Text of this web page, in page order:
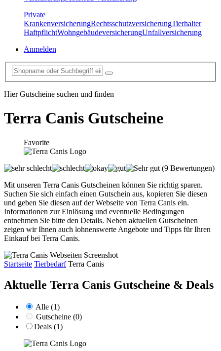
Private
KrankenversicherungRechtsschutzversicherungTierhalter
HaftpflichtWohngebäudeversicherungUnfallversicherung
Anmelden
Hier Gutscheine suchen und finden
Terra Canis Gutscheine
Favorite
(9 Bewertungen)
Mit unseren Terra Canis Gutscheinen können Sie richtig sparen.
Suchen Sie sich einfach einen Gutschein aus, kopieren Sie diesen
und geben Sie diesen auf der Webseite von Terra Canis ein.
Informationen zur Einlösung und eventuelle Bedingungen
entnehmen Sie bitte den Details. Neben aktuellen Gutscheinen
zeigen wir Ihnen auch lohnenswerte Angebote und Tipps für Ihren
Einkauf bei Terra Canis.
Startseite Tierbedarf Terra Canis
Aktuelle Terra Canis Gutscheine & Deals
Alle (1)
Gutscheine (0)
Deals (1)